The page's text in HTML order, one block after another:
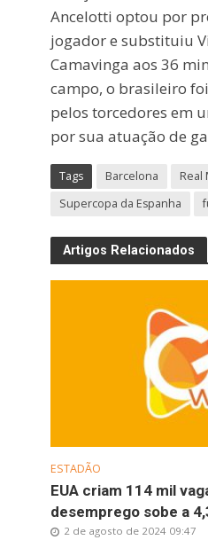
Ancelotti optou por
jogador e substituiu
Camavinga aos 36
campo, o brasileiro
pelos torcedores em
por sua atuação de
Tags Barcelona
Real
Supercopa da Espanha
Artigos Relacionados
ESTADÃO
EUA criam 114 mil
desemprego sobe a
2 de agosto de 2024 09:47